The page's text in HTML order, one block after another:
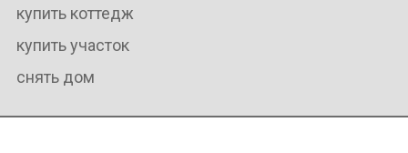
купить коттедж
купить участок
снять дом